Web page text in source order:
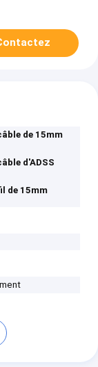
de 15mm
d'ADSS
de 15mm